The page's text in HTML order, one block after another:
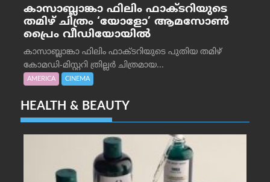
കാസാബ്ലാങ്കാ ഫിലിം ഫാക്ടറിയുടെ
തമിഴ് ചിത്രം ‘യോളോ’ ആമസോൺ
പ്രൈം വീഡിയോയിൽ
കാസാബ്ലാങ്കാ ഫിലിം ഫാക്ടറിയുടെ പുതിയ തമിഴ്
കോമഡി-മിസ്റ്ററി ത്രില്ലർ ചിത്രമായ...
AMERICA CINEMA
HEALTH & BEAUTY